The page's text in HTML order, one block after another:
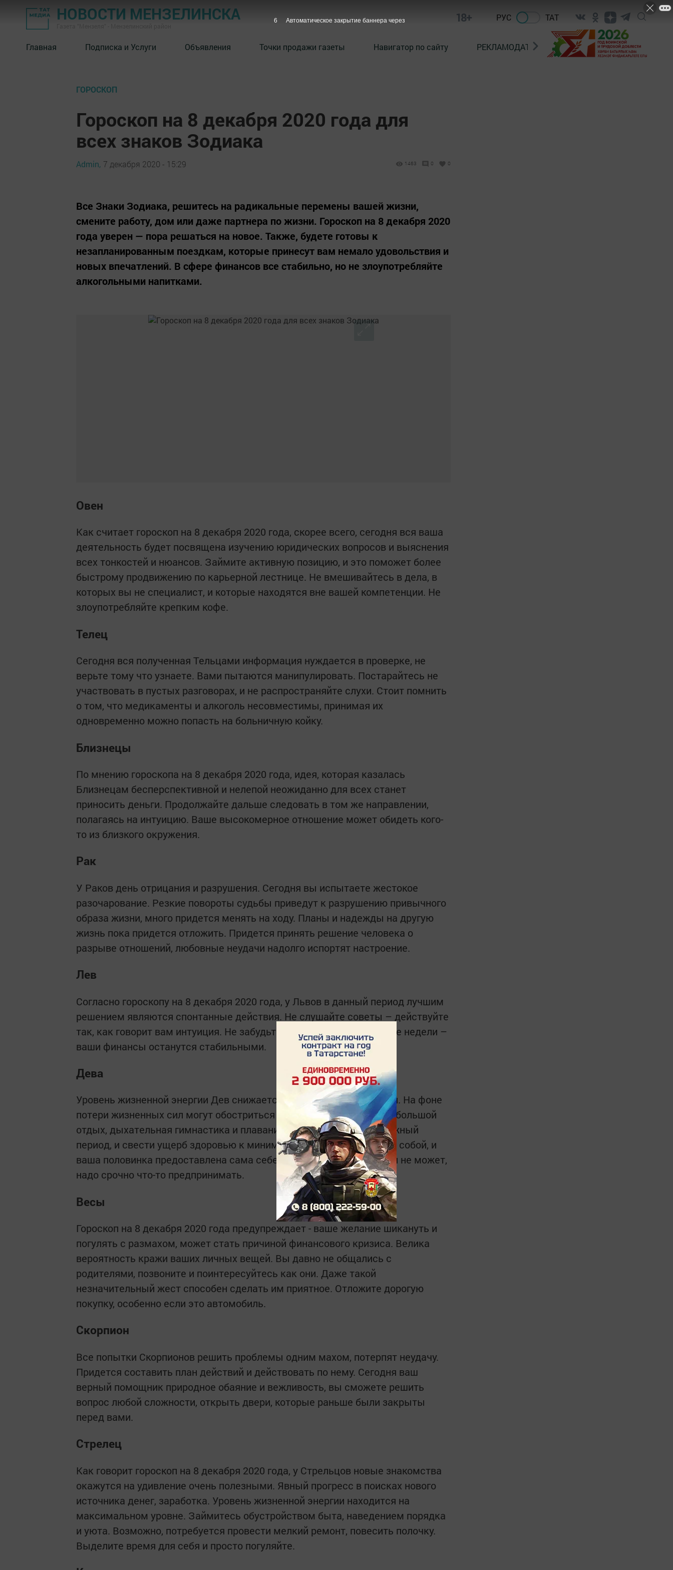
НОВОСТИ МЕНЗЕЛИНСКА 18+ РУС ТАТ
Главная Подписка и Услуги Объявления Точки продажи газеты Навигатор по сайту РЕКЛАМОДАТЕЛЯМ
ГОРОСКОП
Гороскоп на 8 декабря 2020 года для
всех знаков Зодиака
Admin, 7 декабря 2020 - 15:29 1463 0 0
Все Знаки Зодиака, решитесь на радикальные перемены вашей жизни,
смените работу, дом или даже партнера по жизни. Гороскоп на 8 декабря 2020
года уверен — пора решаться на новое. Также, будете готовы к
незапланированным поездкам, которые принесут вам немало удовольствия и
новых впечатлений. В сфере финансов все стабильно, но не злоупотребляйте
алкогольными напитками.
Овен
Как считает гороскоп на 8 декабря 2020 года, скорее всего, сегодня вся ваша
деятельность будет посвящена изучению юридических вопросов и выяснения
всех тонкостей и нюансов. Займите активную позицию, и это поможет более
быстрому продвижению по карьерной лестнице. Не вмешивайтесь в дела, в
которых вы не специалист, и которые находятся вне вашей компетенции. Не
злоупотребляйте крепким кофе.
Телец
Сегодня вся полученная Тельцами информация нуждается в проверке, не
верьте тому что узнаете. Вами пытаются манипулировать. Постарайтесь не
участвовать в пустых разговорах, и не распространяйте слухи. Стоит помнить
о том, что медикаменты и алкоголь несовместимы, принимая их
одновременно можно попасть на больничную койку.
Близнецы
По мнению гороскопа на 8 декабря 2020 года, идея, которая казалась
Близнецам бесперспективной и нелепой неожиданно для всех станет
приносить деньги. Продолжайте дальше следовать в том же направлении,
полагаясь на интуицию. Ваше высокомерное отношение может обидеть кого-
то из близкого окружения.
Рак
У Раков день отрицания и разрушения. Сегодня вы испытаете жестокое
разочарование. Резкие повороты судьбы приведут к разрушению привычного
образа жизни, много придется менять на ходу. Планы и надежды на другую
жизнь пока придется отложить. Придется принять решение человека о
разрыве отношений, любовные неудачи надолго испортят настроение.
Лев
Согласно гороскопу на 8 декабря 2020 года, у Львов в данный период лучшим
решением являются спонтанные действия. Не слушайте советы – действуйте
так, как говорит вам интуиция. Не забудьте порадовать себя в конце недели –
ваши финансы останутся стабильными.
Дева
Уровень жизненной энергии Дев снижается до критического уровня. На фоне
потери жизненных сил могут обостриться хронические болезни. Небольшой
отдых, дыхательная гимнастика и плавание помогут пережить сложный
период, и свести ущерб здоровью к минимуму. Вы слишком заняты собой, и
ваша половинка предоставлена сама себе, так долго продолжаться не может,
надо срочно что-то предпринимать.
Весы
Гороскоп на 8 декабря 2020 года предупреждает - ваше желание шикануть и
погулять с размахом, может стать причиной финансового кризиса. Велика
вероятность кражи ваших личных вещей. Вы давно не общались с
родителями, позвоните и поинтересуйтесь как они. Даже такой
незначительный жест способен сделать им приятное. Отложите дорогую
покупку, особенно если это автомобиль.
Скорпион
Все попытки Скорпионов решить проблемы одним махом, потерпят неудачу.
Придется составить план действий и действовать по нему. Сегодня ваш
верный помощник природное обаяние и вежливость, вы сможете решить
вопрос любой сложности, открыть двери, которые раньше были закрыты
перед вами.
Стрелец
Как говорит гороскоп на 8 декабря 2020 года, у Стрельцов новые знакомства
окажутся на удивление очень полезными. Явный прогресс в поисках нового
источника денег, заработка. Уровень жизненной энергии находится на
максимальном уровне. Займитесь обустройством быта, наведением порядка
и уюта. Возможно, потребуется провести мелкий ремонт, повесить полочку.
Выделите время для себя и просто погуляйте.
5 Автоматическое закрытие баннера через